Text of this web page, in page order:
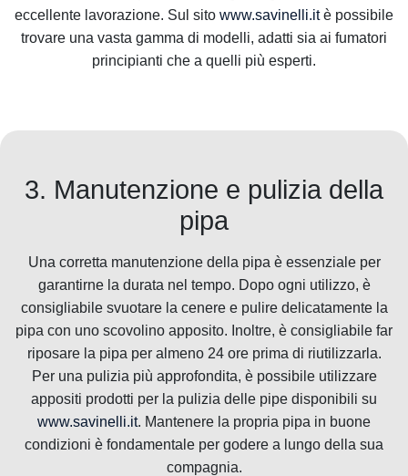
eccellente lavorazione. Sul sito www.savinelli.itè possibile
trovare una vasta gamma di modelli, adatti sia ai fumatori
principianti che a quelli più esperti.
3. Manutenzione e pulizia della
pipa
Una corretta manutenzione della pipa è essenziale per
garantirne la durata nel tempo. Dopo ogni utilizzo, è
consigliabile svuotare la cenere e pulire delicatamente la
pipa con uno scovolino apposito. Inoltre, è consigliabile far
riposare la pipa per almeno 24 ore prima di riutilizzarla.
Per una pulizia più approfondita, è possibile utilizzare
appositi prodotti per la pulizia delle pipe disponibili su
www.savinelli.it. Mantenere la propria pipa in buone
condizioni è fondamentale per godere a lungo della sua
compagnia.